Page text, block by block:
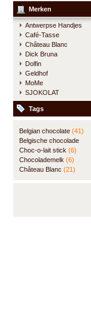
Merken
Antwerpse Handjes
Café-Tasse
Château Blanc
Dick Bruna
Dolfin
Geldhof
MoMe
SJOKOLAT
Tags
Belgian chocolate (41)
Belgische chocolade
(84)
Choc-o-lait stick (6)
Chocolademelk (6)
Château Blanc (21)